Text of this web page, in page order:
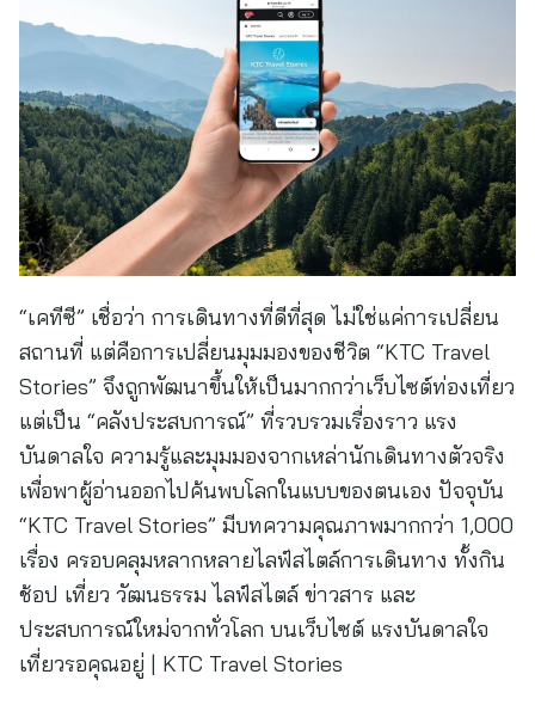
“เคทีซี” เชื่อว่า การเดินทางที่ดีที่สุด ไม่ใช่แค่การเปลี่ยน
สถานที่ แต่คือการเปลี่ยนมุมมองของชีวิต “KTC Travel
Stories” จึงถูกพัฒนาขึ้นให้เป็นมากกว่าเว็บไซต์ท่องเที่ยว
แต่เป็น “คลังประสบการณ์” ที่รวบรวมเรื่องราว แรง
บันดาลใจ ความรู้และมุมมองจากเหล่านักเดินทางตัวจริง
เพื่อพาผู้อ่านออกไปค้นพบโลกในแบบของตนเอง ปัจจุบัน
“KTC Travel Stories” มีบทความคุณภาพมากกว่า 1,000
เรื่อง ครอบคลุมหลากหลายไลฟ์สไตล์การเดินทาง ทั้งกิน
ช้อป เที่ยว วัฒนธรรม ไลฟ์สไตล์ ข่าวสาร และ
ประสบการณ์ใหม่จากทั่วโลก บนเว็บไซต์ แรงบันดาลใจ
เที่ยวรอคุณอยู่ | KTC Travel Stories